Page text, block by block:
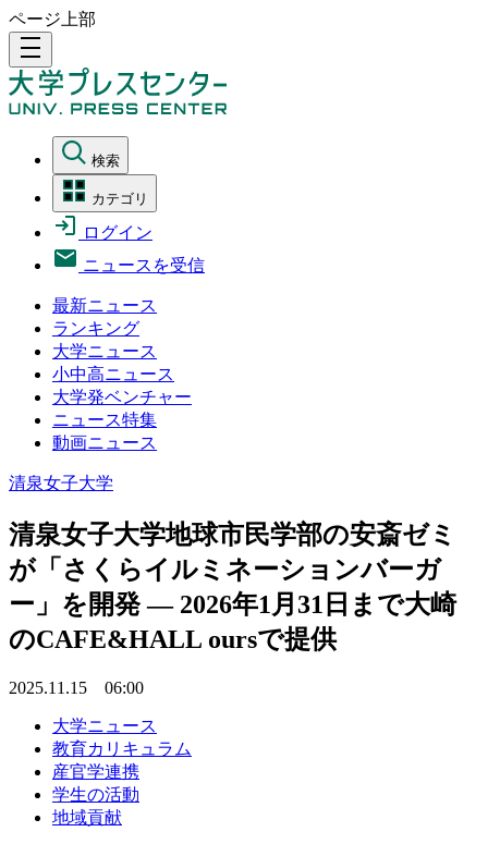
ページ上部
density_medium
検索
カテゴリ
ログイン
ニュースを受信
最新ニュース
ランキング
大学ニュース
小中高ニュース
大学発ベンチャー
ニュース特集
動画ニュース
清泉女子大学
清泉女子大学地球市民学部の安斎ゼミ
が「さくらイルミネーションバーガ
ー」を開発 ― 2026年1月31日まで大崎
のCAFE&HALL oursで提供
2025.11.15 06:00
大学ニュース
教育カリキュラム
産官学連携
学生の活動
地域貢献